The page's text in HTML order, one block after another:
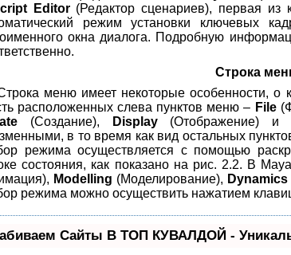
Editor(Редактор сценариев), первая из
режим установки ключевых
окна диалога. Подробную
Строка
меню имеет некоторые особенности, о
расположенных слева пунктов меню – File
(Создание), Display(Отображение) и
в то время как вид остальных
режима осуществляется с помощью
состояния, как показано на рис. 2.2. В
Modelling (Моделирование), Dynamics
режима можно осуществить нажатием
Сайты В ТОП КУВАЛДОЙ -